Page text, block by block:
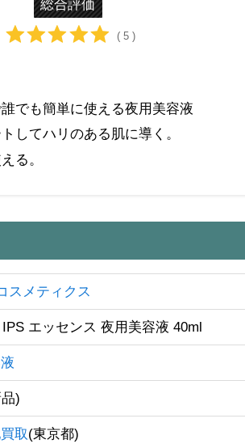
総合評価
( 5 )
でも簡単に使える夜用美容液
してハリのある肌に導く。
る。
スメティクス
IPS エッセンス 夜用美容液 40ml
)
取(東京都)